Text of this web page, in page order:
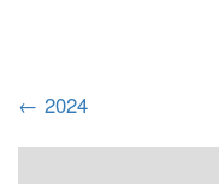
← 2024